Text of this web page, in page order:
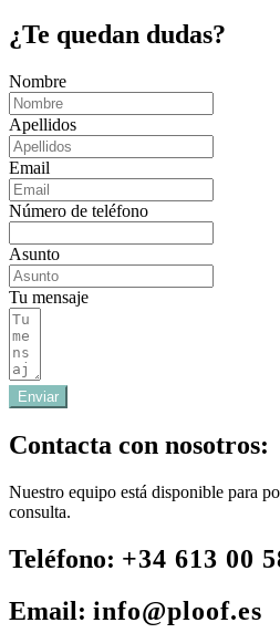
¿Te quedan dudas?
Nombre
Apellidos
Email
Número de teléfono
Asunto
Tu mensaje
Enviar
Contacta con nosotros:
Nuestro equipo está disponible para
consulta.
Teléfono: +34 613 00
Email: info@ploof.es